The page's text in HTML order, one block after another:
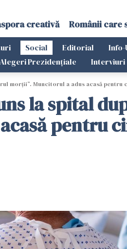
creativă Românii care
Social Editorial Info-
Alegeri Prezidențiale Interviuri
morții”. Muncitorul a adus acasă pentru
la spital
pentru